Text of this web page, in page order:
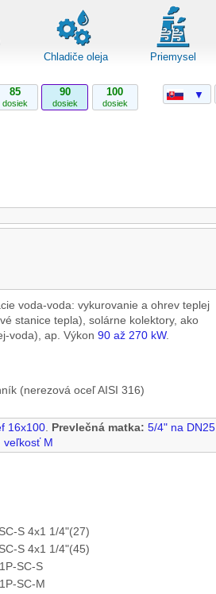
Chladiče oleja Priemysel
85
dosiek
90
dosiek
100
dosiek
voda-voda: vykurovanie a ohrev teplej
stanice tepla), solárne kolektory, ako
voda), ap. Výkon90 až 270 kW.
(nerezová oceľ AISI 316)
16x100 Prevlečná matka: 5/4" na DN25
veľkosť M
S 4x1 1/4"(27)
S 4x1 1/4"(45)
SC-S
SC-M
▼